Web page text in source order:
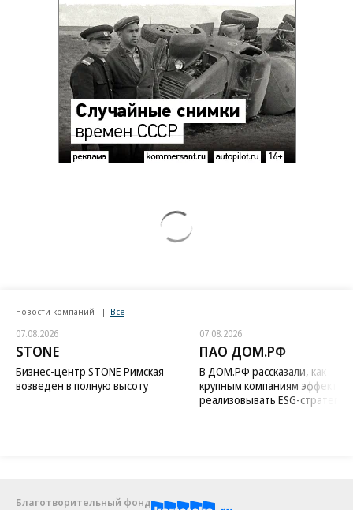
Новости компаний Все
07.08.2026
STONE
Бизнес-центр STONE Римская
возведен в полную высоту
07.08.2026
ПАО ДОМ.РФ
В ДОМ.РФ рассказали, как
крупным компаниям
реализовывать ESG-стратегию
Благотворительный фонд